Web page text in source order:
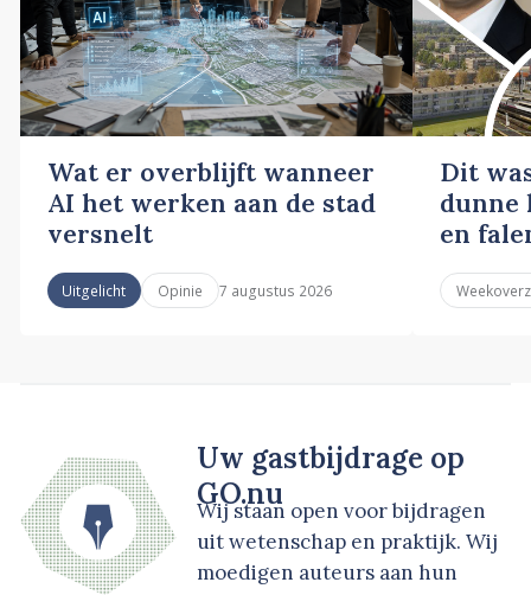
Wat er overblijft wanneer
AI het werken aan de stad
versnelt
Uitgelicht Opinie 7 augustus 2026
Dit
dunne
en
Uw gastbijdrage op
GO.nu
Wij staan open voor bijdragen
uit wetenschap en praktijk. Wij
moedigen auteurs aan hun